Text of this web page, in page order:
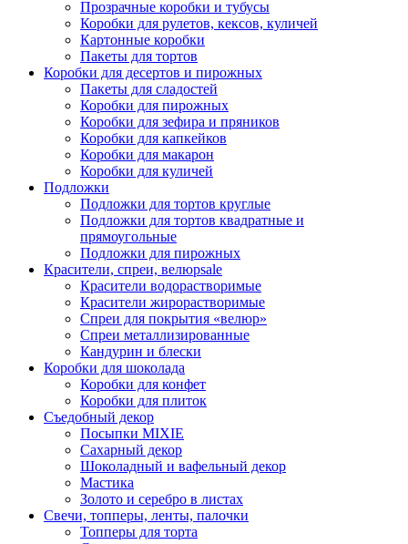
Прозрачные коробки и тубусы
Коробки для рулетов, кексов, куличей
Картонные коробки
Пакеты для тортов
Коробки для десертов и пирожных
Пакеты для сладостей
Коробки для пирожных
Коробки для зефира и пряников
Коробки для капкейков
Коробки для макарон
Коробки для куличей
Подложки
Подложки для тортов круглые
Подложки для тортов квадратные и
прямоугольные
Подложки для пирожных
Красители, спреи, велюрsale
Красители водорастворимые
Красители жирорастворимые
Спреи для покрытия «велюр»
Спреи металлизированные
Кандурин и блески
Коробки для шоколада
Коробки для конфет
Коробки для плиток
Съедобный декор
Посыпки MIXIE
Сахарный декор
Шоколадный и вафельный декор
Мастика
Золото и серебро в листах
Свечи, топперы, ленты, палочки
Топперы для торта